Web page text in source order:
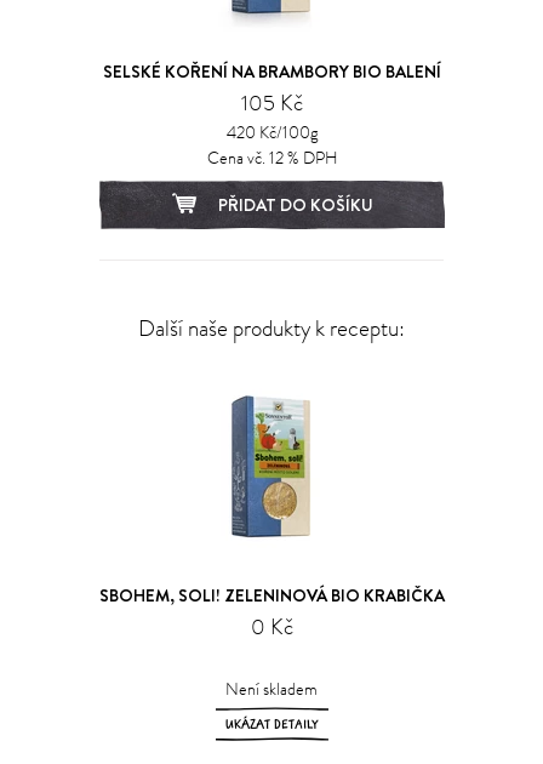
SELSKÉ KOŘENÍ NA BRAMBORY BIO BALENÍ
105 Kč
420 Kč/100g
Cena vč. 12 % DPH
PŘIDAT DO KOŠÍKU
Další naše produkty k receptu:
SBOHEM, SOLI! ZELENINOVÁ BIO KRABIČKA
0 Kč
Není skladem
UKÁZAT DETAILY